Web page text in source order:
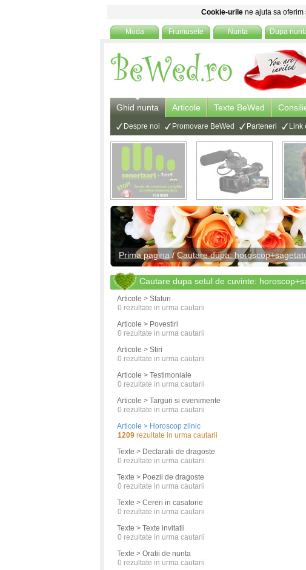
Cookie-urile ne ajuta sa
Moda Frumusete Nunta Dupa
Ghid nunta Articole Texte BeWed
Despre noi Promovare BeWed Parteneri Link
Prima pagina /Cautare dupa:
Cautare dupa setul de cuvinte:
Articole > Sfaturi
0 rezultate in urma cautarii
Articole > Povestiri
0 rezultate in urma cautarii
Articole > Stiri
0 rezultate in urma cautarii
Articole > Testimoniale
0 rezultate in urma cautarii
Articole > Targuri si evenimente
0 rezultate in urma cautarii
Articole > Horoscop zilnic
1209 rezultate in urma cautarii
Texte > Declaratii de dragoste
0 rezultate in urma cautarii
Texte > Poezii de dragoste
0 rezultate in urma cautarii
Texte > Cereri in casatorie
0 rezultate in urma cautarii
Texte > Texte invitatii
0 rezultate in urma cautarii
Texte > Oratii de nunta
0 rezultate in urma cautarii